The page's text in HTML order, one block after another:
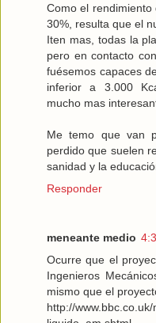
Como el
30%, resulta que el
Iten mas, todas la
pero en contacto
fuésemos capaces
inferior a 3.000
mucho mas
Me temo que van
perdido que suelen
sanidad y la
Responder
meneante medio
Ocurre que el
Ingenieros
mismo que el
http://